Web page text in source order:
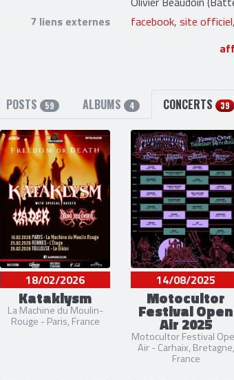
7 liens externes
facebook, site officiel,
POSTS 59 ALBUMS 4 CONCERTS 39
18/02/2026
Kataklysm
La Machine du Moulin-
Rouge - Paris, France
14/08/2025
Motocultor
Festival Open
Air 2025
Motocultor Festival
Air - Carhaix, Bretagne,
France